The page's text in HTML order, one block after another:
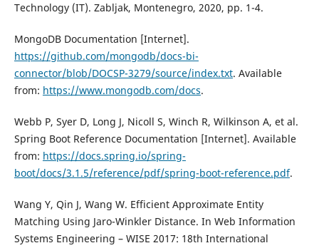
Technology (IT). Zabljak, Montenegro, 2020, pp. 1-4.
MongoDB Documentation [Internet].
https://github.com/mongodb/docs-bi-
connector/blob/DOCSP-3279/source/index.txt. Available
from: https://www.mongodb.com/docs.
Webb P, Syer D, Long J, Nicoll S, Winch R, Wilkinson A, et al.
Spring Boot Reference Documentation [Internet]. Available
from: https://docs.spring.io/spring-
boot/docs/3.1.5/reference/pdf/spring-boot-reference.pdf.
Wang Y, Qin J, Wang W. Efficient Approximate Entity
Matching Using Jaro-Winkler Distance. In Web Information
Systems Engineering – WISE 2017: 18th International